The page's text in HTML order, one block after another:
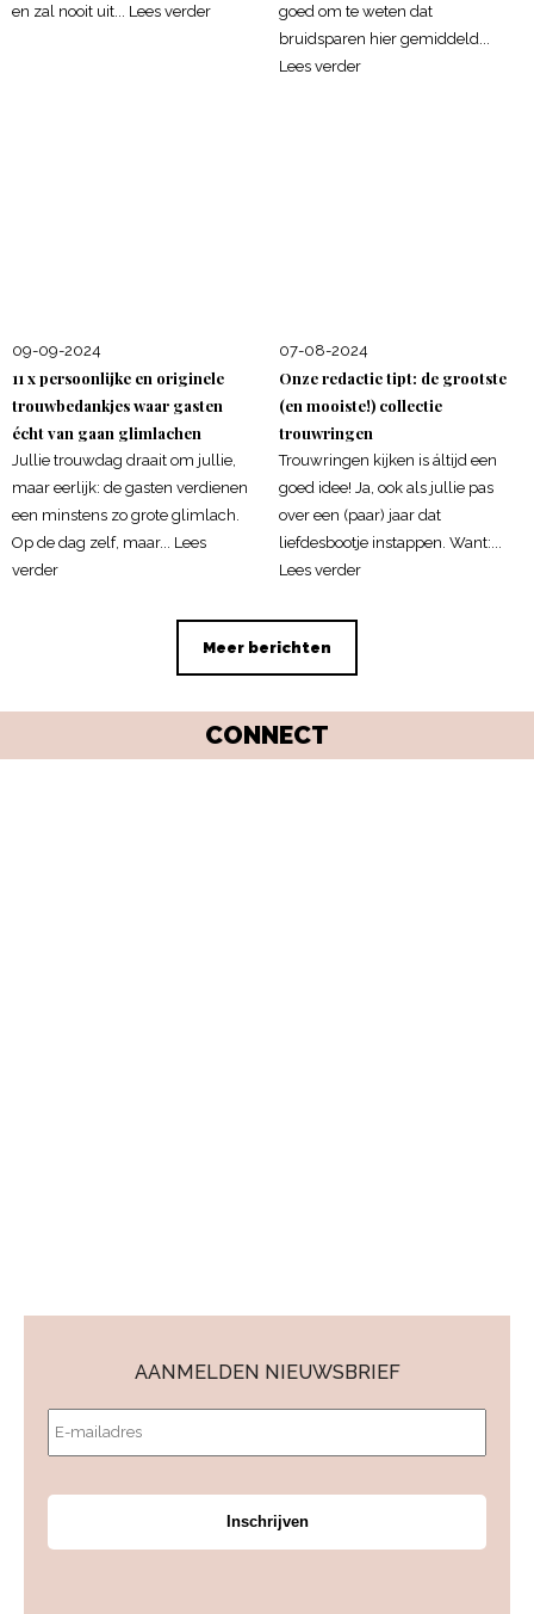
en zal nooit uit... Lees verder
goed om te weten dat
bruidsparen hier gemiddeld...
Lees verder
09-09-2024
11 x persoonlijke en originele
trouwbedankjes waar gasten
écht van gaan glimlachen
Jullie trouwdag draait om jullie,
maar eerlijk: de gasten verdienen
een minstens zo grote glimlach.
Op de dag zelf, maar... Lees
verder
07-08-2024
Onze redactie tipt: de grootste
(en mooiste!) collectie
trouwringen
Trouwringen kijken is áltijd een
goed idee! Ja, ook als jullie pas
over een (paar) jaar dat
liefdesbootje instappen. Want:...
Lees verder
Meer berichten
CONNECT
AANMELDEN NIEUWSBRIEF